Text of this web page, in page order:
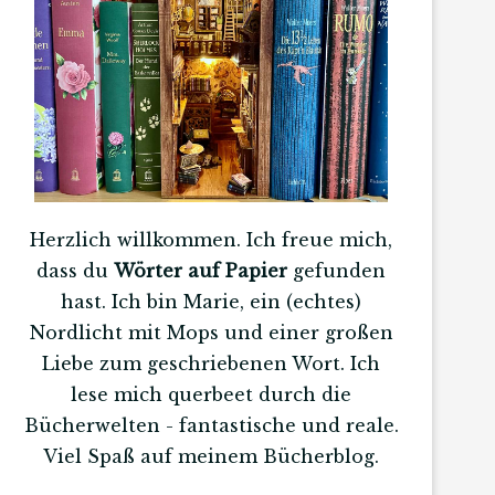
Herzlich willkommen. Ich freue mich,
dass du Wörter auf Papiergefunden
hast. Ich bin Marie, ein (echtes)
Nordlicht mit Mops und einer großen
Liebe zum geschriebenen Wort. Ich
lese mich querbeet durch die
Bücherwelten - fantastische und reale.
Viel Spaß auf meinem Bücherblog.